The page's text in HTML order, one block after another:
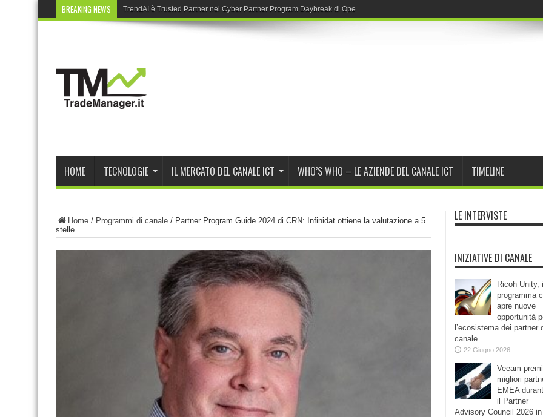
BREAKING NEWS TrendAI è Trusted Partner nel Cyber Partner Program Daybreak di OpenAI
HOME TECNOLOGIE IL MERCATO DEL CANALE ICT WHO’S WHO – LE AZIENDE DEL CANALE ICT TIMELINE
Home / Programmi di canale / Partner Program Guide 2024 di CRN: Infinidat ottiene la valutazione a 5
stelle
LE INTERVISTE
INIZIATIVE DI CANALE
Ricoh Unity, il
programma
apre nuove
opportunità
l’ecosistema dei partner
canale
22 Giugno 2026
Veeam
migliori
EMEA
il Partner
Advisory Council 2026 in